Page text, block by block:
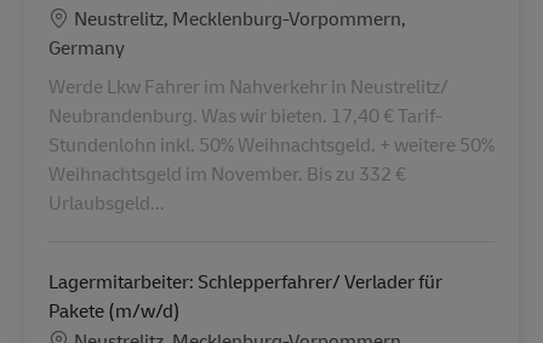
Lokalizacja
Neustrelitz, Mecklenburg-Vorpommern,
Germany
Werde Lkw Fahrer im Nahverkehr in Neustrelitz/
Neubrandenburg. Was wir bieten. 17,40 € Tarif-
Stundenlohn inkl. 50% Weihnachtsgeld. + weitere 50%
Weihnachtsgeld im November. Bis zu 332 €
Urlaubsgeld...
Lagermitarbeiter: Schlepperfahrer/ Verlader für
Pakete (m/w/d)